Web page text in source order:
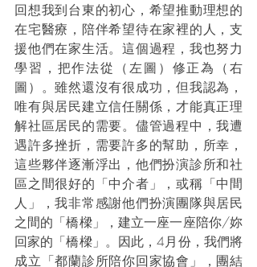
回想我到台東的初心，希望推動理想的
在宅醫療，陪伴希望待在家裡的人，支
援他們在家生活。這個過程，我也努力
學習，把作法從（左圖）修正為（右
圖）。雖然還沒有很成功，但我認為，
唯有與居民建立信任關係，才能真正理
解社區居民的需要。儘管過程中，我遭
遇許多挫折，需要許多的幫助，所幸，
這些夥伴逐漸浮出，他們扮演診所和社
區之間很好的「中介者」，或稱「中間
人」，我非常感謝他們扮演團隊與居民
之間的「橋樑」，建立一座一座陪你/妳
回家的「橋樑」。因此，4月份，我們將
成立「都蘭診所陪你回家協會」，團結